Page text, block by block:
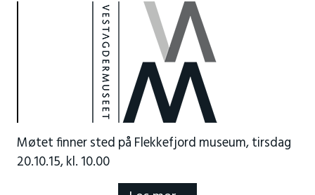
Møtet finner sted på Flekkefjord museum, tirsdag
20.10.15, kl. 10.00